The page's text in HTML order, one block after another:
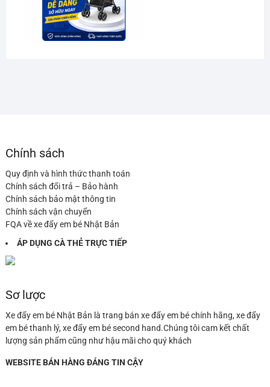
Chính sách
Quy định và hình thức thanh toán
Chính sách đổi trả – Bảo hành
Chính sách bảo mật thông tin
Chính sách vận chuyển
FQA về xe đẩy em bé Nhật Bản
ÁP DỤNG CÀ THẺ TRỰC TIẾP
Sơ lược
Xe đẩy em bé Nhật Bản là trang bán xe đẩy em bé chính hãng, xe đẩy
em bé thanh lý, xe đẩy em bé second hand.Chúng tôi cam kết chất
lượng sản phẩm cũng như hậu mãi cho quý khách
WEBSITE BÁN HÀNG ĐÁNG TIN CẬY